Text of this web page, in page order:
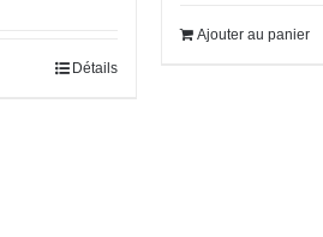
Détails
Ajouter au panier